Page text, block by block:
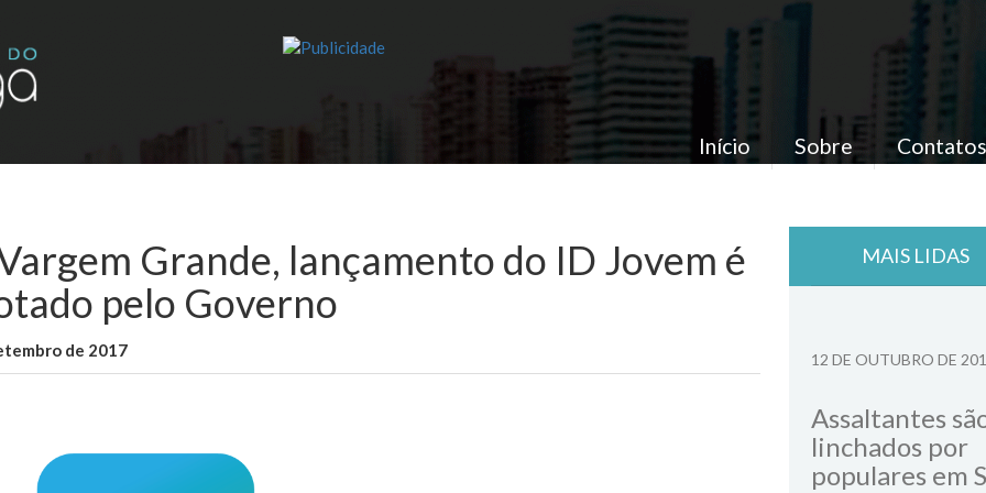
Início Sobre Contatos
Grande, lançamento do ID Jovem é
pelo Governo
de 2017
MAIS LIDAS
12 DE OUTUBRO DE
Assaltantes
linchados por
populares em